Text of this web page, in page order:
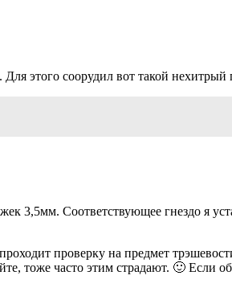
этого соорудил вот такой нехитрый
3,5мм. Соответствующее гнездо я
проверку на предмет
тоже часто этим страдают. 🙂 Если